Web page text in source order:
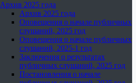
Архив 2025 года
Архив 2025 года
Оповещения о начале публичных
слушаний, 2025 год
Оповещения о начале публичных
слушаний, 2025-1 год
Заключения о результатах
публичных слушаний, 2025 год
Постановления о начале